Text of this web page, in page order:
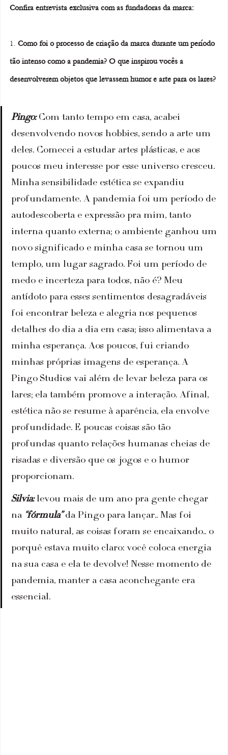
Confira entrevista exclusiva com as fundadoras da marca:
1. Como foi o processo de criação da marca durante um período
tão intenso como a pandemia? O que inspirou vocês a
desenvolverem objetos que levassem humor e arte para os lares?
Pingo: Com tanto tempo em casa, acabei
desenvolvendo novos hobbies, sendo a arte um
deles. Comecei a estudar artes plásticas, e aos
poucos meu interesse por esse universo cresceu.
Minha sensibilidade estética se expandiu
profundamente. A pandemia foi um período de
autodescoberta e expressão pra mim, tanto
interna quanto externa; o ambiente ganhou um
novo significado e minha casa se tornou um
templo, um lugar sagrado. Foi um período de
medo e incerteza para todos, não é? Meu
antídoto para esses sentimentos desagradáveis
foi encontrar beleza e alegria nos pequenos
detalhes do dia a dia em casa; isso alimentava a
minha esperança. Aos poucos, fui criando
minhas próprias imagens de esperança. A
Pingo Studios vai além de levar beleza para os
lares; ela também promove a interação. Afinal,
estética não se resume à aparência, ela envolve
profundidade. E poucas coisas são tão
profundas quanto relações humanas cheias de
risadas e diversão que os jogos e o humor
proporcionam.
Silvia: levou mais de um ano pra gente chegar
na “fórmula” da Pingo para lançar.. Mas foi
muito natural, as coisas foram se encaixando.. o
porquê estava muito claro: você coloca energia
na sua casa e ela te devolve! Nesse momento de
pandemia, manter a casa aconchegante era
essencial.